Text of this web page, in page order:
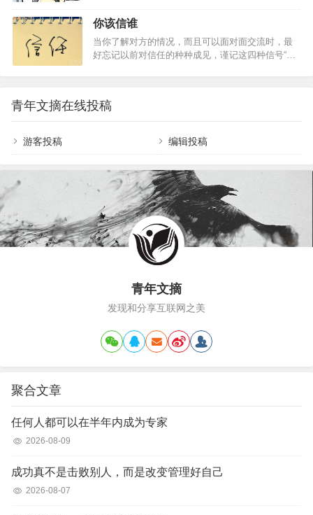
板见了，不甘示弱，立即挂出一块同样大小的广告
牌，上书：“本店拥有英国最好的裁缝。”看到这里，
“本店拥有世界上最好的裁缝。”不料，那老板却来
了…
景的员工。1、 站在老板的立场上思考问题；2、 与
上级分享你的想法；3、 时刻维护公司的利益；4、
琢磨为公司赚钱；5、 在外界诱惑面前经得起考验。
你靠什么在单位立足？此文堪称经典2敬业随着社会
工的第一条件就是敬业，其次才是专业水平。1、 工
作的目的不仅仅在于报酬；2、 提供超…
你该信谁
当你了解对方的情况，而且可以面对面交流时，最
好忘记以前对信任的种种成见，谨记这四种信号“假
供更多服务，她相信你能在该公司需求增多时，订
出提供额外服务的条件。你该答应她吗？假定有一
位潜在的商业伙伴，想跟你购买价值1200万美元的
服务，但由于预算所限，他只能付1000万美元。如
利机会，但目前还不能作任何承诺。你该和他成交
吗？任…
青年文摘在线投稿
游客投稿 编辑投稿
青年文摘
发现和分享互联网之美
聚合文章
任何人都可以在半年内成为专家
2026-08-09
成功真不是击败别人，而是改变管理好自己
2026-08-07